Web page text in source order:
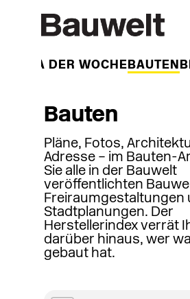
THEMA DER WOCHE BAUTEN
Bauten
Pläne, Fotos,
Adresse – im Bauten-
Sie alle in der Bauwelt
veröffentlichten
Freiraumgestaltungen
Stadtplanungen. Der
Herstellerindex verrät
darüber hinaus, wer
gebaut hat.